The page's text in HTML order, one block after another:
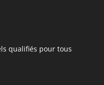
qualifiés pour tous